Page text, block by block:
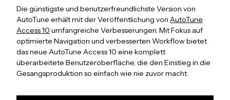
Die günstigste und benutzerfreundlichste Version von
AutoTune erhält mit der Veröffentlichung von AutoTune
Access 10 umfangreiche Verbesserungen. Mit Fokus auf
optimierte Navigation und verbesserten Workflow bietet
das neue AutoTune Access 10 eine komplett
überarbeitete Benutzeroberfläche, die den Einstieg in die
Gesangsproduktion so einfach wie nie zuvor macht.